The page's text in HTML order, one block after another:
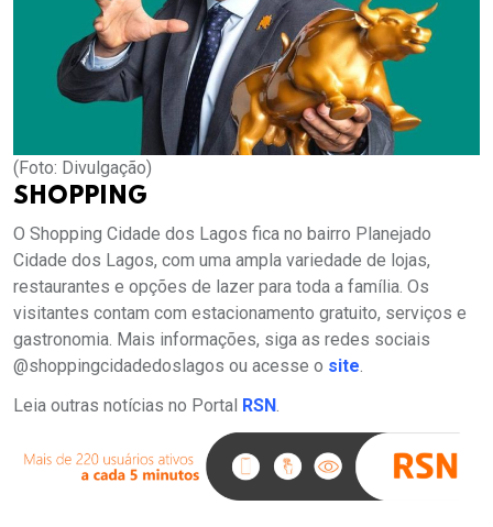
(Foto: Divulgação)
SHOPPING
O Shopping Cidade dos Lagos fica no bairro Planejado
Cidade dos Lagos, com uma ampla variedade de lojas,
restaurantes e opções de lazer para toda a família. Os
visitantes contam com estacionamento gratuito, serviços e
gastronomia. Mais informações, siga as redes sociais
@shoppingcidadedoslagos ou acesse o site.
Leia outras notícias no Portal RSN.